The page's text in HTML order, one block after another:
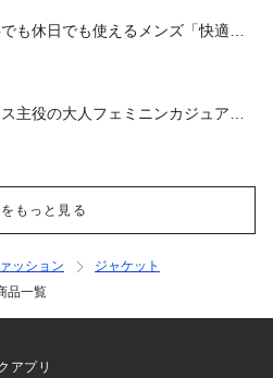
も休日でも使えるメンズ「快適ウ
主役の大人フェミニンカジュアル4
もっと見る
ッション
ジャケット
品一覧
アプリ